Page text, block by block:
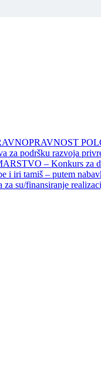
podršku razvoja
– Konkurs za
i iri tamiš ‒ putem
finansiranje